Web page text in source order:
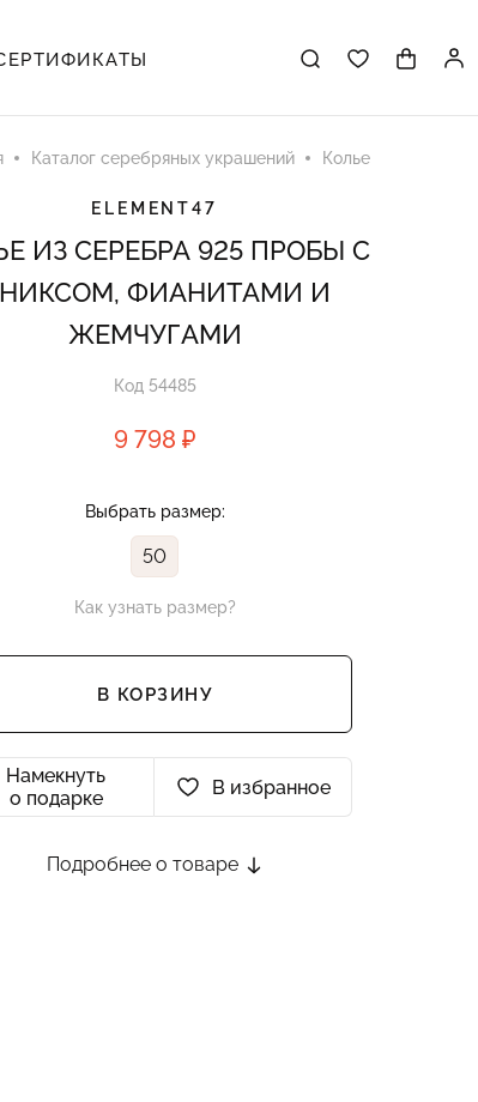
Каталог серебряных украшений Колье
ELEMENT47
ИЗ СЕРЕБРА 925 ПРОБЫ С
ФИАНИТАМИ И
ЖЕМЧУГАМИ
Код 54485
9 798 ₽
Выбрать размер:
50
Как узнать размер?
В КОРЗИНУ
Намекнуть
о подарке
В избранное
Подробнее о товаре